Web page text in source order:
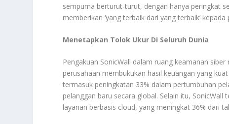
sempurna berturut-turut, dengan hanya peringkat
memberikan ‘yang terbaik dari yang terbaik’ kepada
Menetapkan Tolok Ukur Di Seluruh Dunia
Pengakuan SonicWall dalam ruang keamanan
perusahaan membukukan hasil keuangan yang
termasuk peningkatan 33% dalam pertumbuhan
pelanggan baru secara global. Selain itu,
layanan berbasis cloud, yang meningkat 36% dari